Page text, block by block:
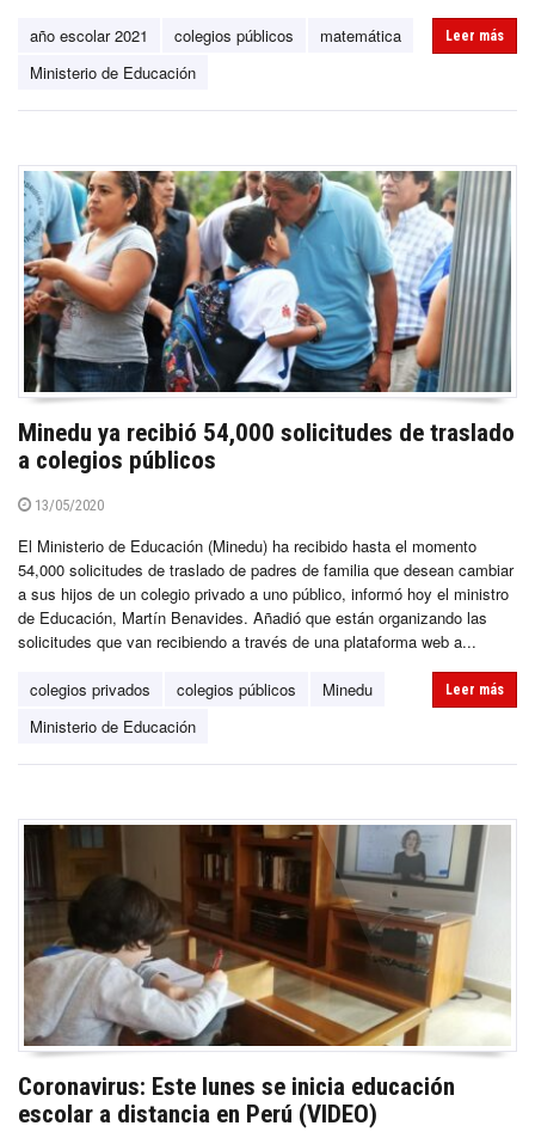
año escolar 2021 colegios públicos
matemática
Ministerio de Educación
Leer más
Minedu ya recibió 54,000 solicitudes de traslado
a colegios públicos
13/05/2020
El Ministerio de Educación (Minedu) ha recibido hasta el momento
54,000 solicitudes de traslado de padres de familia que desean cambiar
a sus hijos de un colegio privado a uno público, informó hoy el ministro
de Educación, Martín Benavides. Añadió que están organizando las
solicitudes que van recibiendo a través de una plataforma web a...
colegios privados colegios públicos
Minedu
Ministerio de Educación
Leer más
Coronavirus: Este lunes se inicia educación
escolar a distancia en Perú (VIDEO)